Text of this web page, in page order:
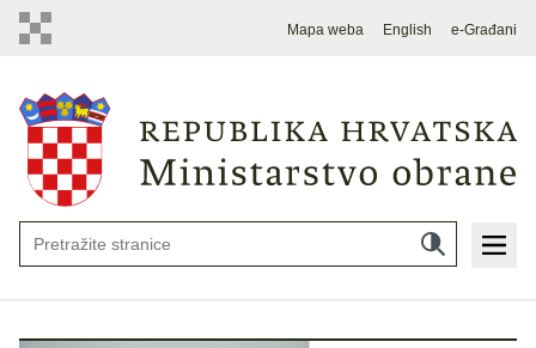
Mapa weba English e-Građani